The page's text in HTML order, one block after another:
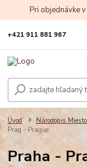
Pri objednávke
+421 911 881 967
Úvod Národopis
Prag - Prague
Praha -